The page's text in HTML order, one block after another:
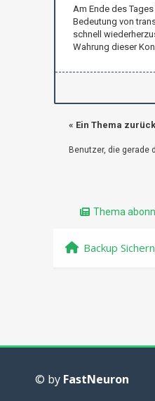
Am Ende des
Bedeutung von
schnell
Wahrung dieser
« Ein Thema zurück
Benutzer, die gerade
Thema
Backup Sichern
© by FastNeuron